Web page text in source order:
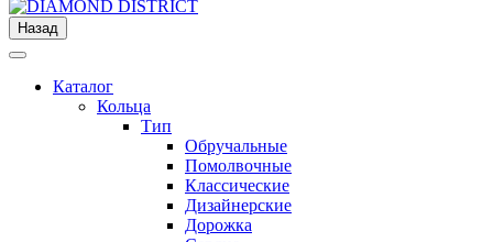
Назад
Каталог
Кольца
Тип
Обручальные
Помолвочные
Классические
Дизайнерские
Дорожка